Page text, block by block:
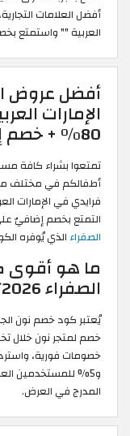
التجارية، وطبق كود
واستمتع بخصم إضافي.
العربية |
كافة مستلزماتكم
مختلف مراحلهم العمرية
إضافيّ على طلبكم عند
يُوفره الكوبون لعملائه
أقوى كود خصم
نون الجمعة الصفراء
العائدين، وذلك
العرض.